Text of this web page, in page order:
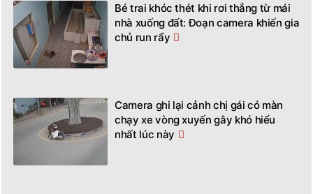
Bé trai khóc thét khi rơi thẳng từ mái
nhà xuống đất: Đoạn camera khiến gia
chủ run rẩy
Camera ghi lại cảnh chị gái có màn
chạy xe vòng xuyến gây khó hiểu
nhất lúc này